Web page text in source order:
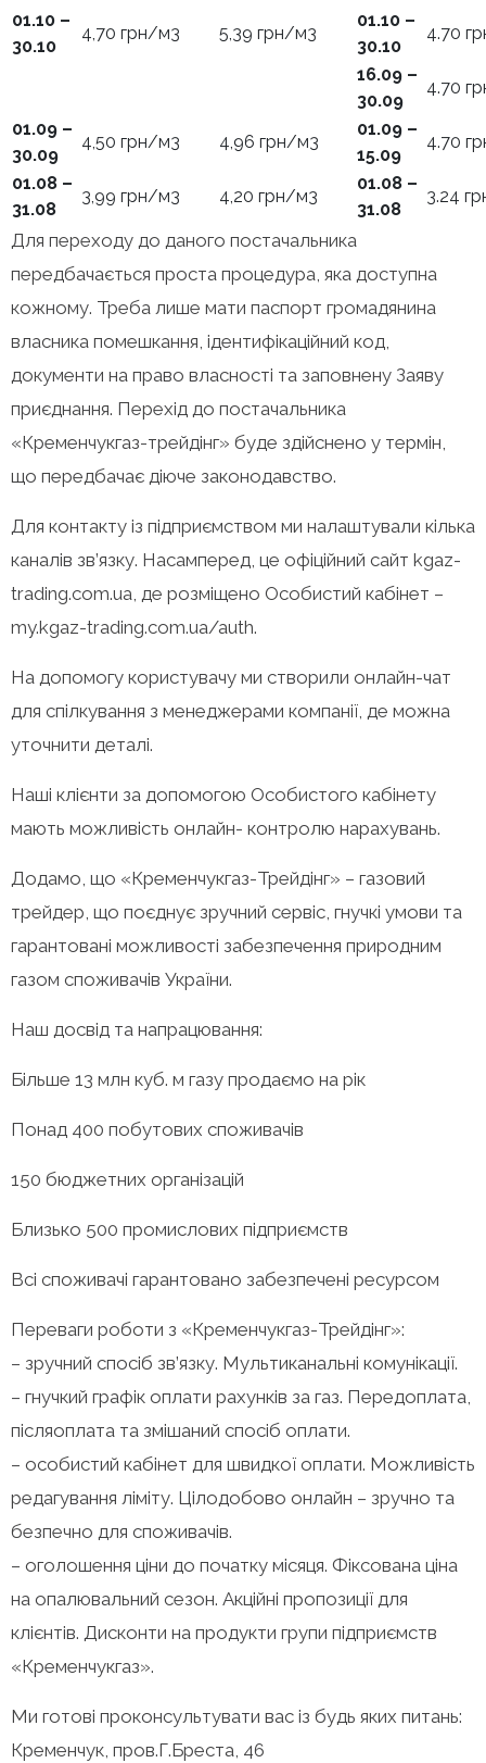
01.10 –
30.10
4,70 грн/м3 5,39 грн/м3
01.10 –
30.10
4.70
16.09 –
30.09
4.70
01.09 –
30.09
4,50 грн/м3 4,96 грн/м3
01.09 –
15.09
4.70
01.08 –
31.08
3,99 грн/м3 4,20 грн/м3
01.08 –
31.08
3.24
Для переходу до даного постачальника
передбачається проста процедура, яка доступна
кожному. Треба лише мати паспорт громадянина
власника помешкання, ідентифікаційний код,
документи на право власності та заповнену Заяву
приєднання. Перехід до постачальника
«Кременчукгаз-трейдінг» буде здійснено у термін,
що передбачає діюче законодавство.
Для контакту із підприємством ми налаштували кілька
каналів зв’язку. Насамперед, це офіційний сайт kgaz-
trading.com.ua, де розміщено Особистий кабінет –
my.kgaz-trading.com.ua/auth.
На допомогу користувачу ми створили онлайн-чат
для спілкування з менеджерами компанії, де можна
уточнити деталі.
Наші клієнти за допомогою Особистого кабінету
мають можливість онлайн- контролю нарахувань.
Додамо, що «Кременчукгаз-Трейдінг» – газовий
трейдер, що поєднує зручний сервіс, гнучкі умови та
гарантовані можливості забезпечення природним
газом споживачів України.
Наш досвід та напрацювання:
Більше 13 млн куб. м газу продаємо на рік
Понад 400 побутових споживачів
150 бюджетних організацій
Близько 500 промислових підприємств
Всі споживачі гарантовано забезпечені ресурсом
Переваги роботи з «Кременчукгаз-Трейдінг»:
– зручний спосіб зв’язку. Мультиканальні комунікації.
– гнучкий графік оплати рахунків за газ. Передоплата,
післяоплата та змішаний спосіб оплати.
– особистий кабінет для швидкої оплати. Можливість
редагування ліміту. Цілодобово онлайн – зручно та
безпечно для споживачів.
– оголошення ціни до початку місяця. Фіксована ціна
на опалювальний сезон. Акційні пропозиції для
клієнтів. Дисконти на продукти групи підприємств
«Кременчукгаз».
Ми готові проконсультувати вас із будь яких питань:
Кременчук, пров.Г.Бреста, 46